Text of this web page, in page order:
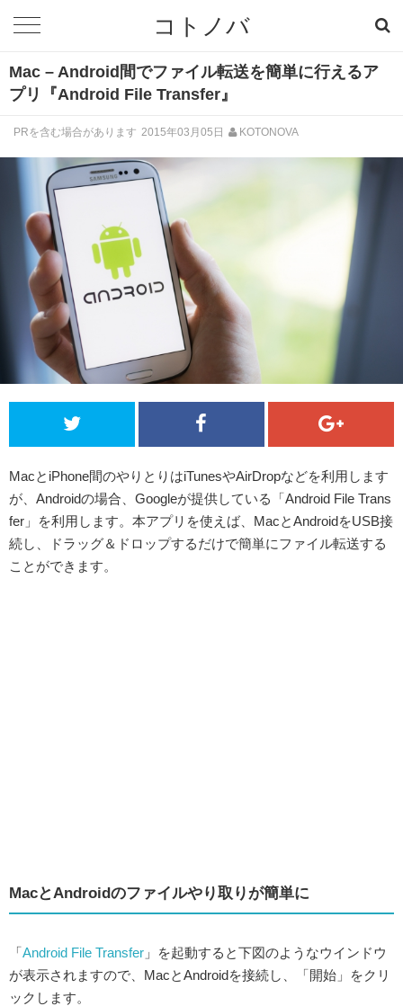
コトノバ
Mac – Android間でファイル転送を簡単に行えるア
プリ『Android File Transfer』
PRを含む場合があります 2015年03月05日 KOTONOVA
MacとiPhone間のやりとりはiTunesやAirDropなどを利用します
が、Androidの場合、Googleが提供している「Android File Trans
fer」を利用します。本アプリを使えば、MacとAndroidをUSB接
続し、ドラッグ＆ドロップするだけで簡単にファイル転送する
ことができます。
MacとAndroidのファイルやり取りが簡単に
「Android File Transfer 」を起動すると下図のようなウインドウ
が表示されますので、MacとAndroidを接続し、「開始」をクリ
ックします。